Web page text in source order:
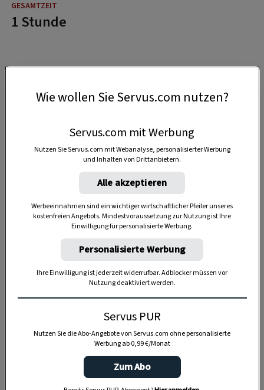
1 Stunde
Anzeige
Wie wollen Sie Servus.com nutzen?
Servus.com mit Werbung
Nutzen Sie Servus.com mit Webanalyse, personalisierter Werbung
und Inhalten von Drittanbietern.
Alle akzeptieren
Werbeeinnahmen sind ein wichtiger wirtschaftlicher Pfeiler unseres
kostenfreien Angebots. Mindestvoraussetzung zur Nutzung ist Ihre
Einwilligung für personalisierte Werbung.
Personalisierte Werbung
Ihre Einwilligung ist jederzeit widerrufbar. Adblocker müssen vor
Nutzung deaktiviert werden.
Servus PUR
Nutzen Sie die Abo-Angebote von Servus.com ohne personalisierte
Werbung ab 0,99 €/Monat
Zum Abo